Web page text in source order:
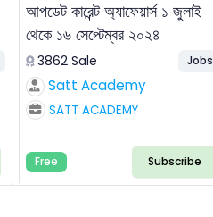
আপডেট কারেন্ট অ্যাফেয়ার্স ১ জুলাই
থেকে ১৬ সেপ্টেম্বর ২০২৪
3862 Sale Jobs
Satt Academy
SATT ACADEMY
Free Subscribe